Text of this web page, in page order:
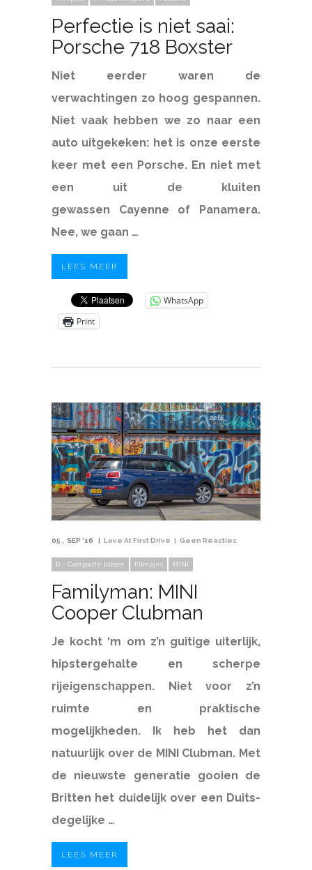
Perfectie is niet saai:
Porsche 718 Boxster
Niet eerder waren de
verwachtingen zo hoog gespannen.
Niet vaak hebben we zo naar een
auto uitgekeken: het is onze eerste
keer met een Porsche. En niet met
een uit de kluiten
gewassen Cayenne of Panamera.
Nee, we gaan …
LEES MEER
WhatsApp
Print
05 SEP '16 Love At First Drive Geen Reacties
B - Compacte klasse Filmpjes MINI
Familyman: MINI
Cooper Clubman
Je kocht ‘m om z’n guitige uiterlijk,
hipstergehalte en scherpe
rijeigenschappen. Niet voor z’n
ruimte en praktische
mogelijkheden. Ik heb het dan
natuurlijk over de MINI Clubman. Met
de nieuwste generatie gooien de
Britten het duidelijk over een Duits-
degelijke …
LEES MEER